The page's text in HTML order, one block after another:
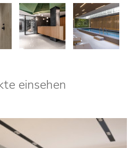
einsehen